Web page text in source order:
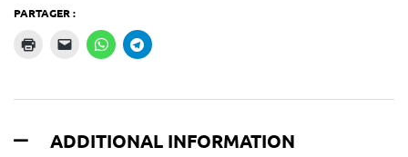
PARTAGER :
ADDITIONAL INFORMATION